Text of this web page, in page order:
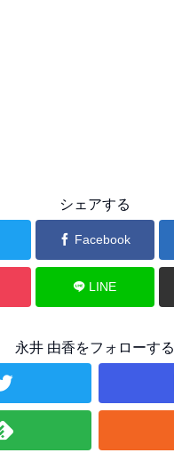
シェアする
Facebook
LINE
永井 由香をフォローする